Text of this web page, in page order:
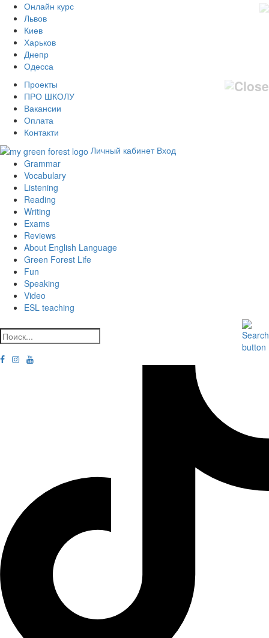
Онлайн курс
Львов
Киев
Харьков
Днепр
Одесса
Проекты
ПРО ШКОЛУ
Вакансии
Оплата
Контакти
Личный кабинет Вход
Grammar
Vocabulary
Listening
Reading
Writing
Exams
Reviews
About English Language
Green Forest Life
Fun
Speaking
Video
ESL teaching